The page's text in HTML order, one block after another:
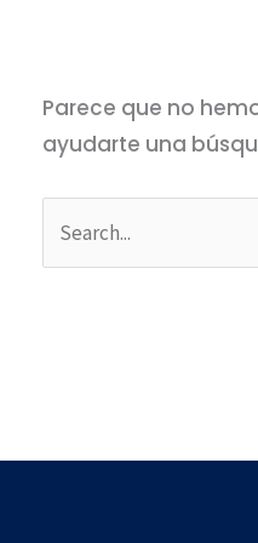
Parece que no
ayudarte una